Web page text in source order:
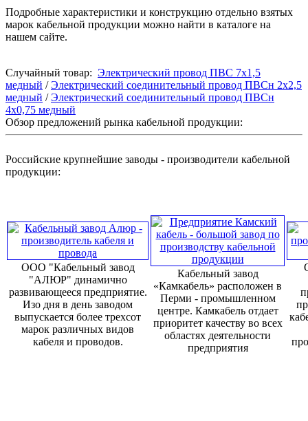
Подробные характеристики и конструкцию отдельно взятых
марок кабельной продукции можно найти в каталоге на
нашем сайте.
Случайный товар: Электрический провод ПВС 7x1,5
медный /Электрический соединительный провод ПВСн 2x2,5
медный /Электрический соединительный провод ПВСн
4x0,75 медный
Обзор предложений рынка кабельной продукции:
Российские крупнейшие заводы - производители кабельной
продукции:
ООО "Кабельный завод
"АЛЮР" динамично
развивающееся предприятие.
Изо дня в день заводом
выпускается более трехсот
марок различных видов
кабеля и проводов.
Кабельный завод
«Камкабель» расположен в
Перми - промышленном
центре. Камкабель отдает
приоритет качеству во всех
областях деятельности
предприятия